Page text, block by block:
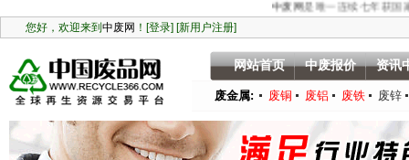
中废网是唯一连续七年获国家
网站首页 中废报价 资讯
废金属: 废铜 废铝 废铁 废锌